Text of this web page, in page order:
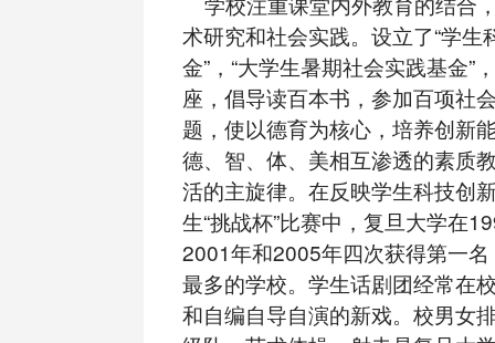
术研究和社会实践。设立了“学生
金”，“大学生暑期社会实践基金”
座，倡导读百本书，参加百项社
题，使以德育为核心，培养创新
德、智、体、美相互渗透的素质
活的主旋律。在反映学生科技创
生“挑战杯”比赛中，复旦大学在
2001年和2005年四次获得第一
最多的学校。学生话剧团经常在
和自编自导自演的新戏。校男女